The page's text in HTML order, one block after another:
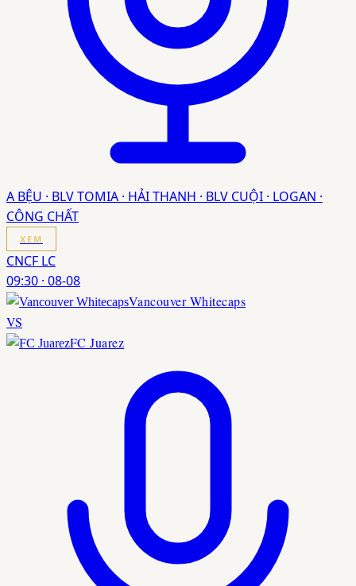
A BỆU · BLV TOMIA · HẢI THANH · BLV CUỘI · LOGAN ·
CÔNG CHẤT
XEM
CNCF LC
09:30 · 08-08
Vancouver Whitecaps
VS
FC Juarez